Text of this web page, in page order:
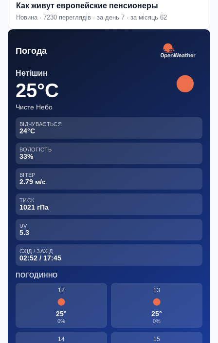
Как живут европейские пенсионеры
Новина · 7230 переглядів · за день 7 · за місяць 62
Погода
Нетішин
25°C
Чисте Небо
ВІДЧУВАЄТЬСЯ
24°C
ВОЛОГІСТЬ
33%
ВІТЕР
2.79 м/с
ТИСК
1021 гПа
UV
5.3
СХІД / ЗАХІД
02:52 / 17:45
ПОГОДИННО
12
25°
0%
13
25°
0%
14 15